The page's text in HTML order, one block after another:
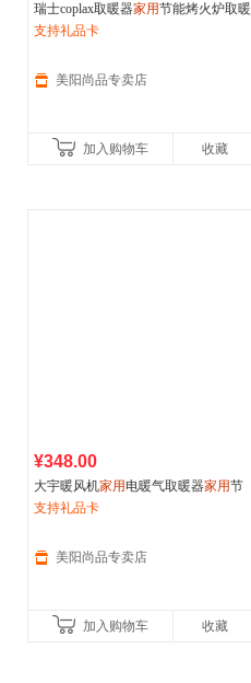
瑞士coplax取暖器家用节能烤火炉取暖
神器卧室电暖炉速热电暖器
支持礼品卡
美阳尚品专卖店
加入购物车 收藏
¥348.00
大宇暖风机家用 电暖气取暖器家用节
能大面积电暖风石墨烯电暖器K6
支持礼品卡
美阳尚品专卖店
加入购物车 收藏